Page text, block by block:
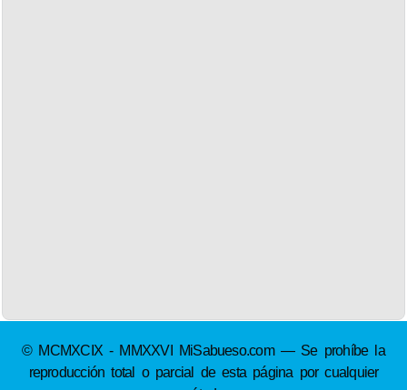
© MCMXCIX - MMXXVI MiSabueso.com — Se prohíbe la
reproducción total o parcial de esta página por cualquier